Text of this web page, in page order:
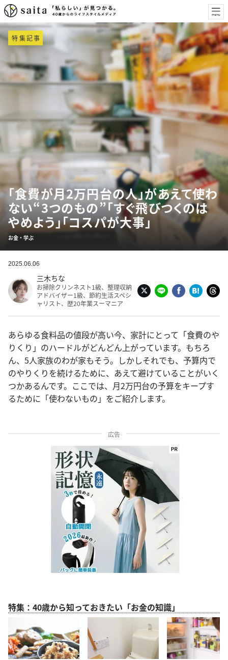
特集記事
「食費が月2万円台の人」があえて使わ
ない“3つのもの”「すぐ飛びつくのは
やめよう」「コスパが大事」
お金・学ぶ
2025.06.06
三木ちな
お掃除クリンネスト1級、整理収納
アドバイザー1級、節約生活スペシ
ャリスト、歴20年業スーマニア
あらゆる食料品の値段が高い今、家計にとって「食費のや
りくり」のハードルがどんどん上がっています。もちろ
ん、5人家族のわが家もそう。しかしそれでも、予算内で
のやりくりを続けるために、あえて避けていることがいく
つかあるんです。ここでは、月2万円台の予算をキープす
るために「使わないもの」をご紹介します。
広告
特集：40歳から知っておきたい「お金の知識」